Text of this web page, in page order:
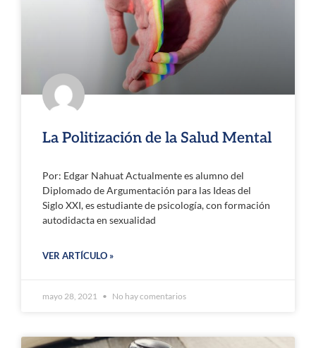
La Politización de la Salud Mental
Por: Edgar Nahuat Actualmente es alumno del
Diplomado de Argumentación para las Ideas del
Siglo XXI, es estudiante de psicología, con formación
autodidacta en sexualidad
VER ARTÍCULO »
mayo 28, 2021 No hay comentarios